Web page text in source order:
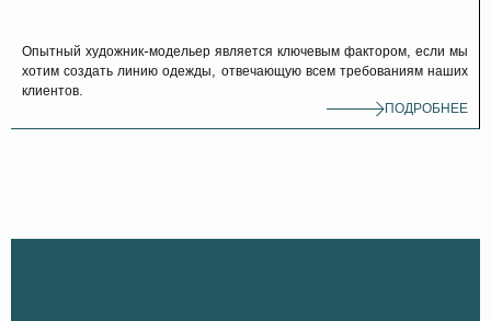
Опытный художник-модельер является ключевым фактором, если мы
хотим создать линию одежды, отвечающую всем требованиям наших
клиентов.
ПОДРОБНЕЕ